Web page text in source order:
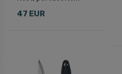
47 EUR